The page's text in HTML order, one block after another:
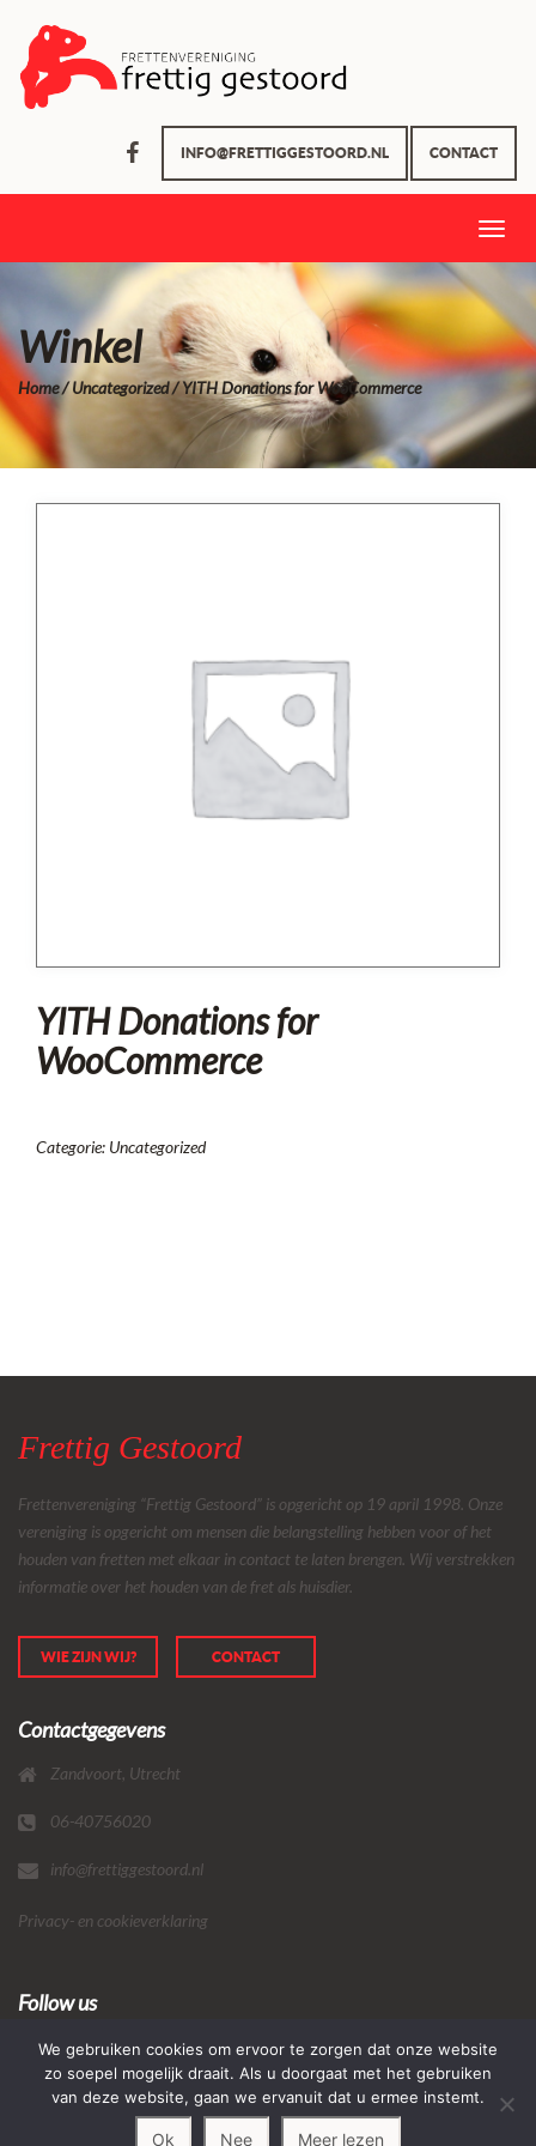
INFO@FRETTIGGESTOORD.NL CONTACT
Toggle
Winkel
Home/Uncategorized/ YITH Donations for WooCommerce
YITH Donations for
WooCommerce
Categorie: Uncategorized
Frettig Gestoord
Frettenvereniging “Frettig Gestoord” is opgericht op 19 april 1998. Onze
vereniging is opgericht om mensen die belangstelling hebben voor of het
houden van fretten met elkaar in contact te laten brengen. Wij verstrekken
informatie over het houden van de fret als huisdier.
WIE ZIJN WIJ? CONTACT
Contactgegevens
Zandvoort, Utrecht
06-40756020
info@frettiggestoord.nl
Privacy- en cookieverklaring
Follow us
We gebruiken cookies om ervoor te zorgen dat onze website
zo soepel mogelijk draait. Als u doorgaat met het gebruiken
van deze website, gaan we ervanuit dat u ermee instemt.
Ok Nee Meer lezen